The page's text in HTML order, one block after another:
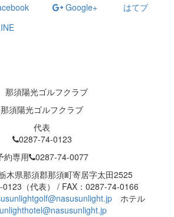
Google+
はてブ
那須陽光ゴルフクラブ
代表
0287-74-0123
約専用 0287-74-0077
木県那須郡那須町寄居字太田2525
（代表） / FAX：0287-74-0166
ホテル